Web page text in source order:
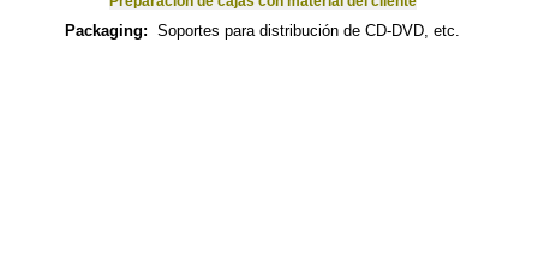
Packaging:Soportes para distribución de CD-DVD, etc.